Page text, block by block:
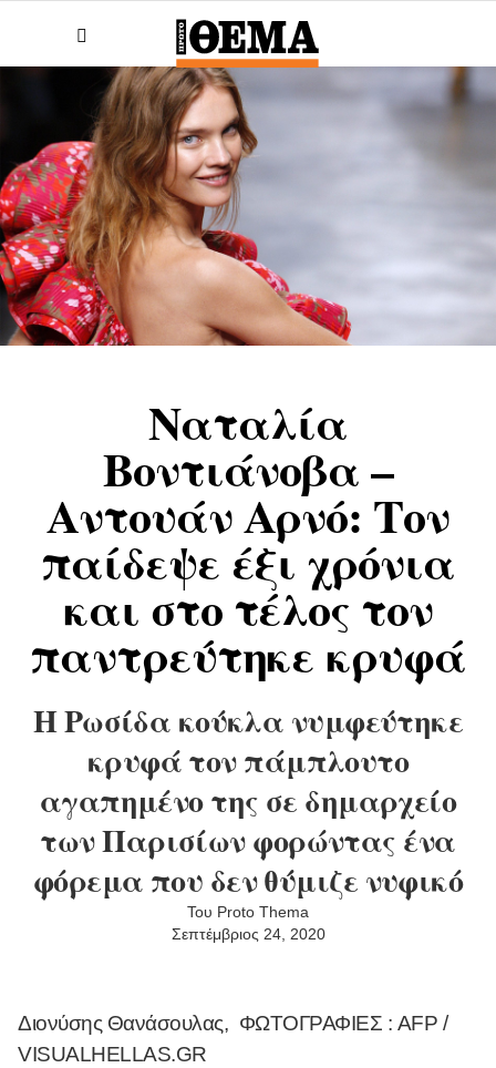
Ναταλία
Βοντιάνοβα –
Αντουάν Αρνό: Τον
παίδεψε έξι χρόνια
και στο τέλος τον
παντρεύτηκε κρυφά
Η Ρωσίδα κούκλα νυμφεύτηκε
κρυφά τον πάμπλουτο
αγαπημένο της σε δημαρχείο
των Παρισίων φορώντας ένα
φόρεμα που δεν θύμιζε νυφικό
Του Proto Thema
Σεπτέμβριος 24, 2020
Διονύσης Θανάσουλας, ΦΩΤΟΓΡΑΦΙΕΣ : AFP /
VISUALHELLAS.GR